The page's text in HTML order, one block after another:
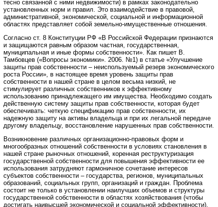
тесно связанной с ними недвижимости) в рамках законодательно
установленных норм и правил. Это взаимодействие в правовой,
административной, экономической, социальной и информационной
областях представляет собой земельно-имущественные отношения.
Согласно ст. 8 Конституции РФ «В Российской Федерации признаются
и защищаются равным образом частная, государственная,
муниципальная и иные формы собственности». Как пишет В.
Тамбовцев («Вопросы экономики». 2006. №1) в статье «Улучшение
защиты прав собственности – неиспользуемый резерв экономического
роста России», в настоящее время уровень защиты прав
собственности в нашей стране в целом весьма низкий, не
стимулирует различных собственников к эффективному
использованию принадлежащего им имущества. Необходимо создать
действенную систему защиты прав собственности, которая будет
обеспечивать: четкую спецификацию прав собственности, их
надежную защиту на активы владельца и при их легальной передаче
другому владельцу, восстановление нарушенных прав собственности.
Возникновение различных организационно-правовых форм и
многообразных отношений собственности в условиях становления в
нашей стране рыночных отношений, коренная реструктуризация
государственной собственности для повышения эффективности ее
использования затрудняют гармоничное сочетание интересов
субъектов собственности – государства, регионов, муниципальных
образований, социальных групп, организаций и граждан. Проблема
состоит не только в установлении наилучших объемов и структуры
государственной собственности в областях хозяйствования (чтобы
достигать наивысшей экономической и социальной эффективности),